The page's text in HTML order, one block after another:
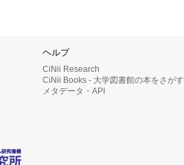
ヘルプ
CiNii Research
CiNii Books - 大学図書館の本をさがす
メタデータ・API